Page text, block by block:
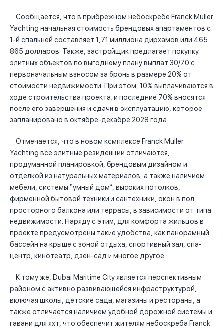
Сообщается, что в прибрежном небоскребе Franck Muller
Yachting начальная стоимость брендовых апартаментов с
1-й спальней составляет 1,71 миллиона дирхамов или 465
865 долларов. Также, застройщик предлагает покупку
элитных объектов по выгодному плану выплат 30/70 с
первоначальным взносом за бронь в размере 20% от
стоимости недвижимости. При этом, 10% выплачиваются в
ходе строительства проекта, и последние 70% вносятся
после его завершения и сдачи в эксплуатацию, которое
запланировано в октябре-декабре 2028 года.
Отмечается, что в новом комплексе Franck Muller
Yachting все элитные резиденции отличаются,
продуманной планировкой, брендовым дизайном и
отделкой из натуральных материалов, а также наличием
мебели, системы “умный дом”, высоких потолков,
фирменной бытовой техники и сантехники, окон в пол,
просторного балкона или террасы, в зависимости от типа
недвижимости. Наряду с этим, для комфорта жильцов в
проекте предусмотрены такие удобства, как панорамный
бассейн на крыше с зоной отдыха, спортивный зал, спа-
центр, кинотеатр, дзен-сад и многое другое.
К тому же, Dubai Maritime City является перспективным
районом с активно развивающейся инфраструктурой,
включая школы, детские сады, магазины и рестораны, а
также отличается наличием удобной дорожной системы и
гавани для яхт, что обеспечит жителям небоскреба Franck